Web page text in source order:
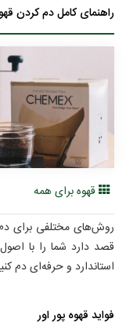
راهنمای کامل دم کردن
قهوه برای همه
روش‌های مختلفی برای دم
قصد دارد شما را با اصول
استاندارد و حرفه‌ای دم
فواید قهوه پور اور